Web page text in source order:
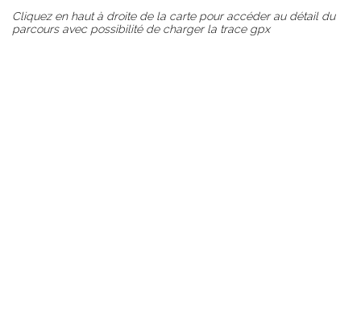
message
Transports en
Cliquez en haut à droite de la carte pour accéder au détail du
parcours avec possibilité de charger la trace gpx